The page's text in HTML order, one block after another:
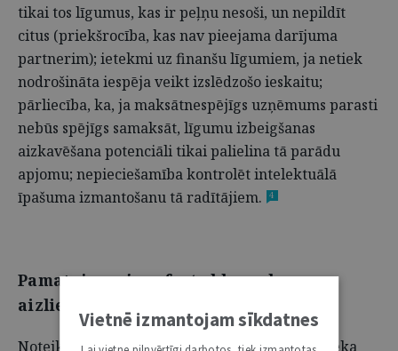
tikai tos līgumus, kas ir peļņu nesoši, un nepildīt
citus (priekšrocība, kas nav pieejama darījuma
partnerim); ietekmi uz finanšu līgumiem, ja netiek
nodrošināta iespēja veikt izslēdzošo ieskaitu;
pārliecība, ka, ja maksātnespējīgs uzņēmums parasti
nebūs spējīgs samaksāt, līgumu izbeigšanas
aizkavēšana potenciāli tikai palielina tā parādu
apjomu; nepieciešamība kontrolēt intelektuālā
īpašuma izmantošanu tā radītājiem.
4
Pamatojumsipso factoklauzulu
aizliegumam
Noteiktos gadījumos iespējai turpināt parādnieka
Vietnē izmantojam sīkdatnes